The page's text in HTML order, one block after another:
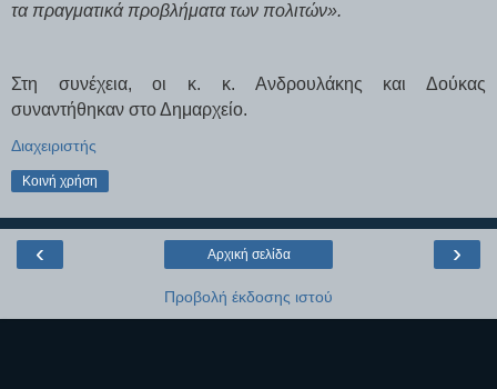
τα πραγματικά προβλήματα των πολιτών».
Στη συνέχεια, οι κ. κ. Ανδρουλάκης και Δούκας
συναντήθηκαν στο Δημαρχείο.
Διαχειριστής
Κοινή χρήση
‹ ›
Αρχική σελίδα
Προβολή έκδοσης ιστού